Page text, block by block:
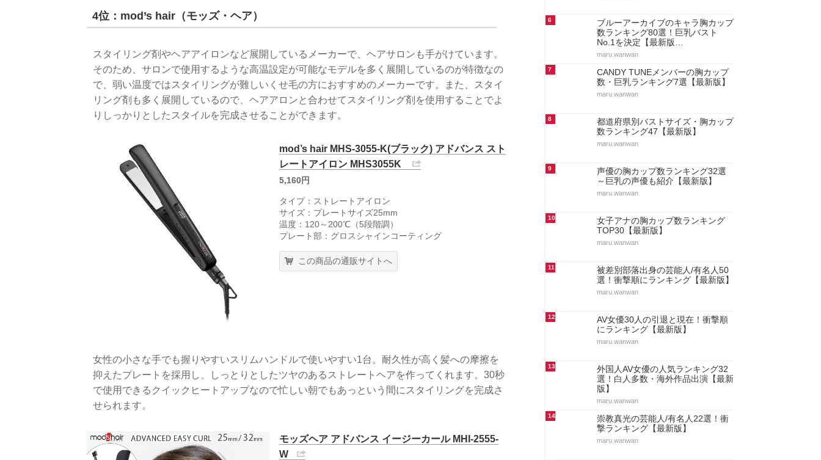
4位：mod’s hair（モッズ・ヘア）
スタイリング剤やヘアアイロンなど展開しているメーカーで、ヘアサロンも手がけています。
そのため、サロンで使用するような高温設定が可能なモデルを多く展開しているのが特徴なの
で、弱い温度ではスタイリングが難しいくせ毛の方におすすめのメーカーです。また、スタイ
リング剤も多く展開しているので、ヘアアロンと合わせてスタイリング剤を使用することでよ
りしっかりとしたスタイルを完成させることができます。
mod’s hair MHS-3055-K(ブラック) アドバンス スト
レートアイロン MHS3055K
5,160円
タイプ：ストレートアイロン
サイズ：プレートサイズ25mm
温度：120～200℃（5段階調）
プレート部：グロスシャインコーティング
この商品の通販サイトへ
女性の小さな手でも握りやすいスリムハンドルで使いやすい1台。耐久性が高く髪への摩擦を
抑えたプレートを採用し、しっとりとしたツヤのあるストレートヘアを作ってくれます。30秒
で使用できるクイックヒートアップなので忙しい朝でもあっという間にスタイリングを完成さ
せられます。
モッズヘア アドバンス イージーカール MHI-2555-
W
6
ブルーアーカイブのキャラ胸カップ
数ランキング80選！巨乳バスト
No.1を決定【最新版…
maru.wanwan
7
CANDY TUNEメンバーの胸カップ
数・巨乳ランキング7選【最新版】
maru.wanwan
8
都道府県別バストサイズ・胸カップ
数ランキング47【最新版】
maru.wanwan
9
声優の胸カップ数ランキング32選
～巨乳の声優も紹介【最新版】
maru.wanwan
10
女子アナの胸カップ数ランキング
TOP30【最新版】
maru.wanwan
11
被差別部落出身の芸能人/有名人50
選！衝撃順にランキング【最新版】
maru.wanwan
12
AV女優30人の引退と現在！衝撃順
にランキング【最新版】
maru.wanwan
13
外国人AV女優の人気ランキング32
選！白人多数・海外作品出演【最新
版】
maru.wanwan
14
崇教真光の芸能人/有名人22選！衝
撃ランキング【最新版】
maru.wanwan